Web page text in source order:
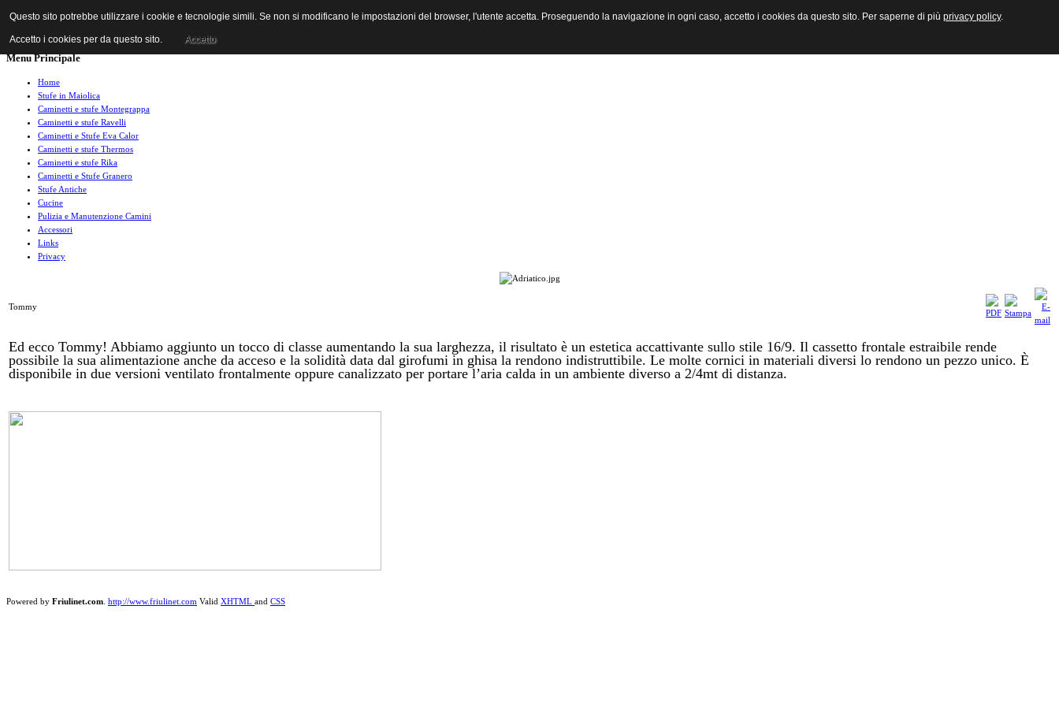
Menu Principale
Home
Stufe in Maiolica
Caminetti e stufe Montegrappa
Caminetti e stufe Ravelli
Caminetti e Stufe Eva Calor
Caminetti e stufe Thermos
Caminetti e stufe Rika
Caminetti e Stufe Granero
Stufe Antiche
Cucine
Pulizia e Manutenzione Camini
Accessori
Links
Privacy
Tommy
Ed ecco Tommy! Abbiamo aggiunto un tocco di classe aumentando la sua larghezza, il risultato è un estetica accattivante sullo stile 16/9. Il cassetto frontale estraibile rende
possibile la sua alimentazione anche da acceso e la solidità data dal girofumi in ghisa la rendono indistruttibile. Le molte cornici in materiali diversi lo rendono un pezzo unico. È
disponibile in due versioni ventilato frontalmente oppure canalizzato per portare l’aria calda in un ambiente diverso a 2/4mt di distanza.
Powered by Friulinet.com http://www.friulinet.com Valid XHTML and CSS
Questo sito potrebbe utilizzare i cookie e tecnologie simili. Se non si modificano le impostazioni del browser, l'utente accetta. Proseguendo la navigazione in ogni caso, accetto i cookies da questo sito. Per saperne di più privacy policy.
Accetto i cookies per da questo sito. Accetto